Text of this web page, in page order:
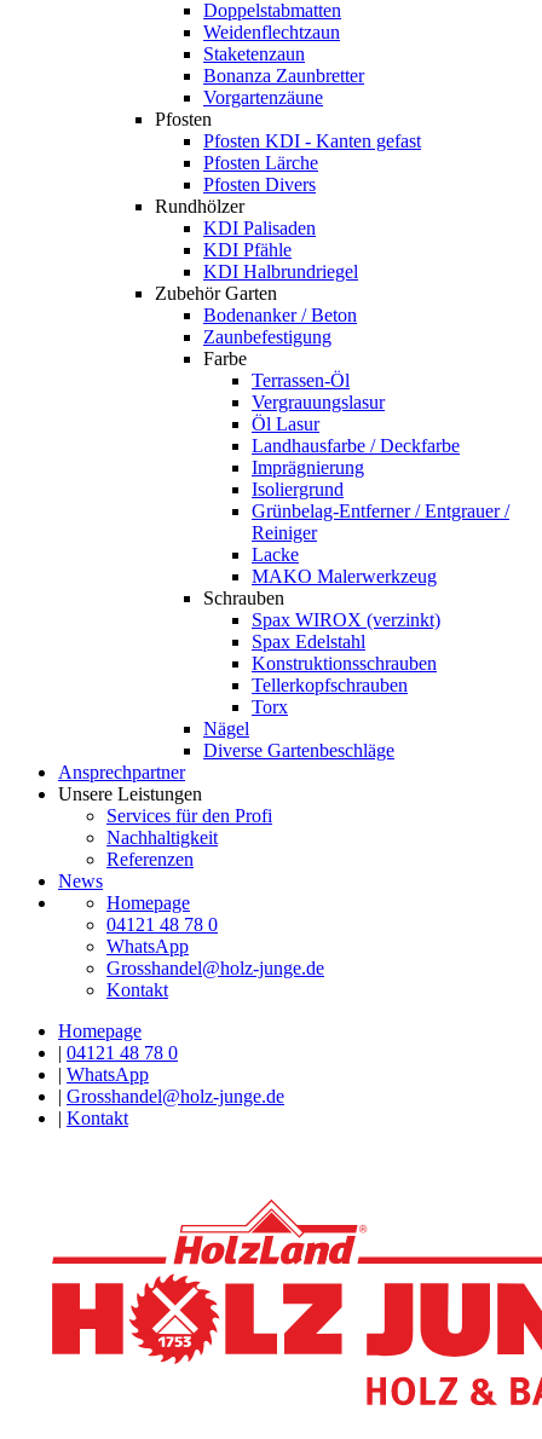
Doppelstabmatten
Weidenflechtzaun
Staketenzaun
Bonanza Zaunbretter
Vorgartenzäune
Pfosten
Pfosten KDI - Kanten gefast
Pfosten Lärche
Pfosten Divers
Rundhölzer
KDI Palisaden
KDI Pfähle
KDI Halbrundriegel
Zubehör Garten
Bodenanker / Beton
Zaunbefestigung
Farbe
Terrassen-Öl
Vergrauungslasur
Öl Lasur
Landhausfarbe / Deckfarbe
Imprägnierung
Isoliergrund
Grünbelag-Entferner / Entgrauer /
Reiniger
Lacke
MAKO Malerwerkzeug
Schrauben
Spax WIROX (verzinkt)
Spax Edelstahl
Konstruktionsschrauben
Tellerkopfschrauben
Torx
Nägel
Diverse Gartenbeschläge
Ansprechpartner
Unsere Leistungen
Services für den Profi
Nachhaltigkeit
Referenzen
News
Homepage
04121 48 78 0
WhatsApp
Grosshandel@holz-junge.de
Kontakt
Homepage
| 04121 48 78 0
| WhatsApp
| Grosshandel@holz-junge.de
| Kontakt